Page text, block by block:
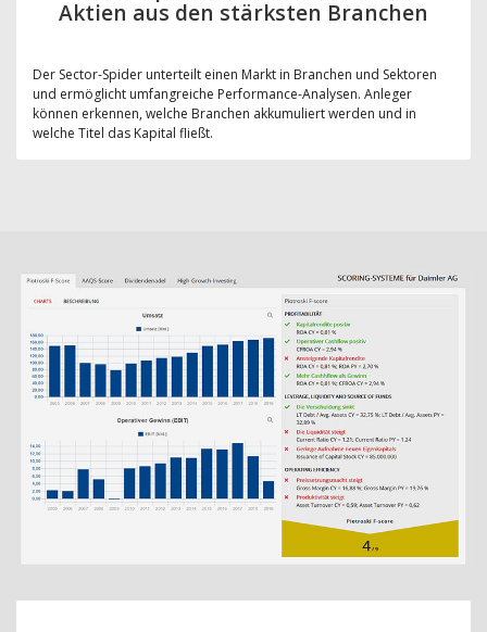
Aktien aus den stärksten Branchen
Der Sector-Spider unterteilt einen Markt in Branchen und Sektoren
und ermöglicht umfangreiche Performance-Analysen. Anleger
können erkennen, welche Branchen akkumuliert werden und in
welche Titel das Kapital fließt.